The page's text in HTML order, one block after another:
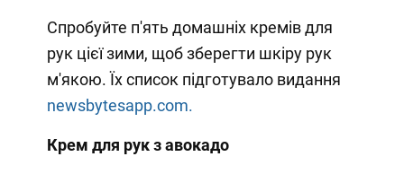
Спробуйте п'ять домашніх кремів для
рук цієї зими, щоб зберегти шкіру рук
м'якою. Їх список підготувало видання
newsbytesapp.com.
Крем для рук з авокадо